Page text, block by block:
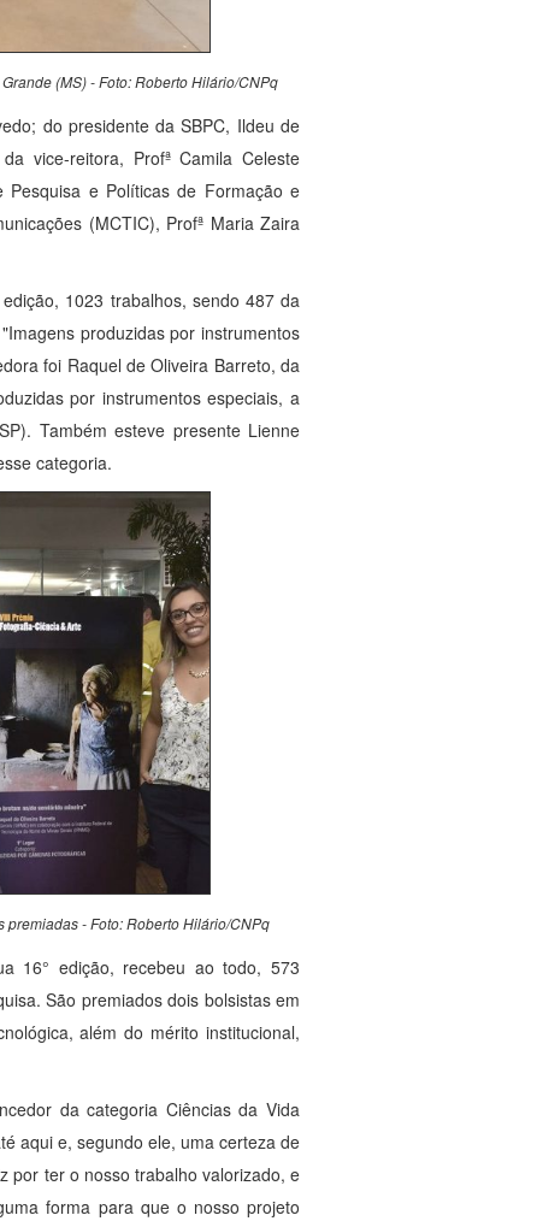
(MS) - Foto: Roberto Hilário/CNPq
do presidente da SBPC, Ildeu de
vice-reitora, Profª Camila Celeste
e Políticas de Formação e
(MCTIC), Profª Maria Zaira
1023 trabalhos, sendo 487 da
produzidas por instrumentos
foi Raquel de Oliveira Barreto, da
por instrumentos especiais, a
Também esteve presente Lienne
categoria.
premiadas - Foto: Roberto Hilário/CNPq
16° edição, recebeu ao todo, 573
São premiados dois bolsistas em
além do mérito institucional,
da categoria Ciências da Vida
aqui e, segundo ele, uma certeza de
por ter o nosso trabalho valorizado, e
forma para que o nosso projeto